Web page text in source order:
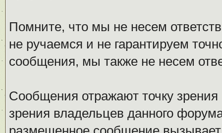
Помните, что мы не несем
не ручаемся и не гарантируем
сообщения, мы также не несем
Сообщения отражают точку
зрения владельцев данного